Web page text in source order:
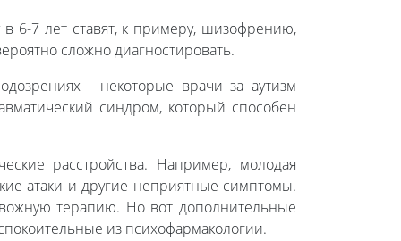
6-7 лет ставят, к примеру, шизофрению,
сложно диагностировать.
- некоторые врачи за аутизм
синдром, который способен
расстройства. Например, молодая
атаки и другие неприятные симптомы.
терапию. Но вот дополнительные
из психофармакологии.